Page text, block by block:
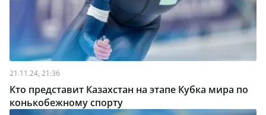
21.11.24, 21:36
Кто представит Казахстан на этапе Кубка мира по
конькобежному спорту